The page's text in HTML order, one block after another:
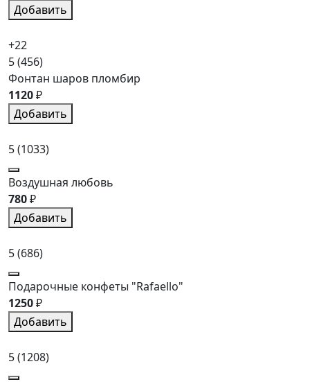
Добавить
+22
5(456)
Фонтан шаров пломбир
1120₽
Добавить
5(1033)
Воздушная любовь
780₽
Добавить
5(686)
Подарочные конфеты "Rafaello"
1250₽
Добавить
5(1208)